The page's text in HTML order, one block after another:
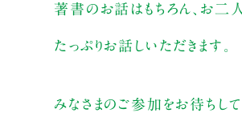
著書のお話はもちろん、お二
たっぷりお話しいただきます。
みなさまのご参加をお待ちして